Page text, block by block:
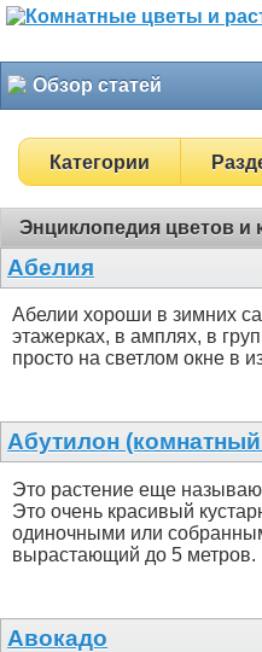
Обзор статей
Категории
Энциклопедия цветов и
Абелия
Абелии хороши в зимних
этажерках, в амплях, в
просто на светлом окне в
Абутилон (комнатный
Это растение еще
Это очень красивый
одиночными или
вырастающий до 5 метров.
Авокадо